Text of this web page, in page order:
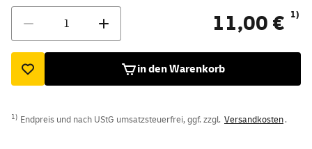
11,00 € 1)
in den Warenkorb
1) Endpreis und nach UStG umsatzsteuerfrei, ggf. zzgl. Versandkosten.